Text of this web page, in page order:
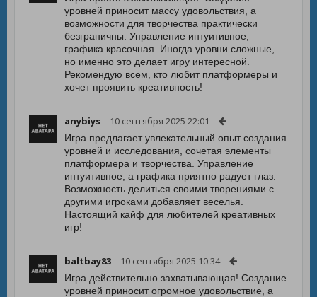
уровней приносит массу удовольствия, а
возможности для творчества практически
безграничны. Управление интуитивное,
графика красочная. Иногда уровни сложные,
но именно это делает игру интересной.
Рекомендую всем, кто любит платформеры и
хочет проявить креативность!
anybiys 10 сентября 2025 22:01
Игра предлагает увлекательный опыт создания
уровней и исследования, сочетая элементы
платформера и творчества. Управление
интуитивное, а графика приятно радует глаз.
Возможность делиться своими творениями с
другими игроками добавляет веселья.
Настоящий кайф для любителей креативных
игр!
baltbay83 10 сентября 2025 10:34
Игра действительно захватывающая! Создание
уровней приносит огромное удовольствие, а